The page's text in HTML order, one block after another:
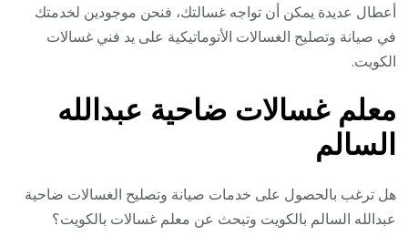
أعطال عديدة يمكن أن تواجه غسالتك، فنحن موجودين لخدمتك
في صيانة وتصليح الغسالات الأتوماتيكية على يد فني غسالات
الكويت.
معلم غسالات ضاحية عبدالله
السالم
هل ترغب بالحصول على خدمات صيانة وتصليح الغسالات ضاحية
عبدالله السالم بالكويت وتبحث عن معلم غسالات بالكويت؟